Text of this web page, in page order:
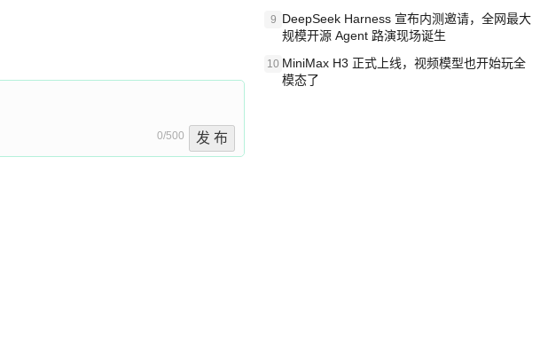
0/500 发 布
9 DeepSeek Harness 宣布内测邀请，全网最大
规模开源 Agent 路演现场诞生
10 MiniMax H3 正式上线，视频模型也开始玩全
模态了